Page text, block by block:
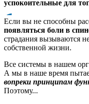
успокоительные для
Если вы не способны
появляться боли в
страдания вызываются
собственной жизни.
Все системы в нашем
А мы в наше время
вопреки принципам
Поэтому...